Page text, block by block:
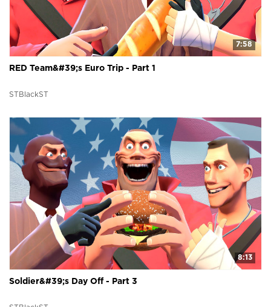
7:58
RED Team&#39;s Euro Trip - Part 1
STBlackST
8:13
Soldier&#39;s Day Off - Part 3